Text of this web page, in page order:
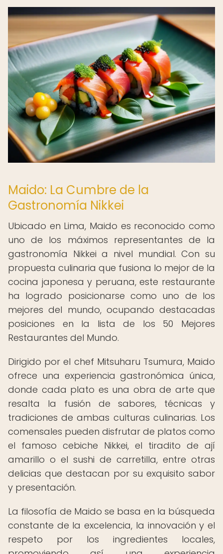
Maido: La Cumbre de la
Gastronomía Nikkei
Ubicado en Lima, Maido es reconocido como
uno de los máximos representantes de la
gastronomía Nikkei a nivel mundial. Con su
propuesta culinaria que fusiona lo mejor de la
cocina japonesa y peruana, este restaurante
ha logrado posicionarse como uno de los
mejores del mundo, ocupando destacadas
posiciones en la lista de los 50 Mejores
Restaurantes del Mundo.
Dirigido por el chef Mitsuharu Tsumura, Maido
ofrece una experiencia gastronómica única,
donde cada plato es una obra de arte que
resalta la fusión de sabores, técnicas y
tradiciones de ambas culturas culinarias. Los
comensales pueden disfrutar de platos como
el famoso cebiche Nikkei, el tiradito de ají
amarillo o el sushi de carretilla, entre otras
delicias que destacan por su exquisito sabor
y presentación.
La filosofía de Maido se basa en la búsqueda
constante de la excelencia, la innovación y el
respeto por los ingredientes locales,